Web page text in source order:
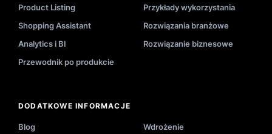
Product Listing
Przykłady wykorzystania
Shopping Assistant
Rozwiązania branżowe
Analytics i BI
Rozwiązanie biznesowe
Przewodnik po produkcie
DODATKOWE INFORMACJE
Blog
Wdrożenie